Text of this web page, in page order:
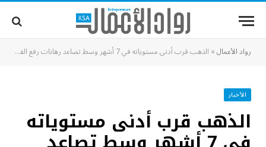
رواد الأعمال» الذهب قرب أدنى مستوياته في 7 أشهر وسط تصاعد رهانات رفع الفائدة الأمريكية
الأخبار
الذهب قرب أدنى مستوياته